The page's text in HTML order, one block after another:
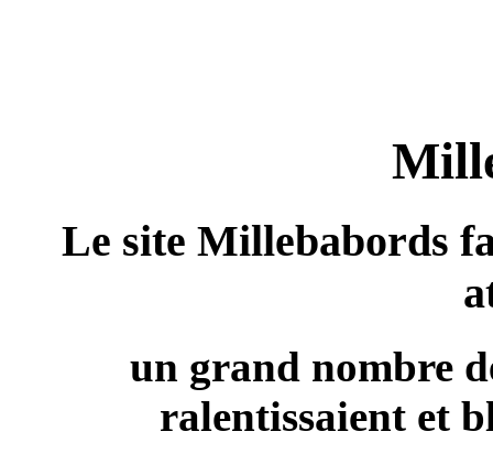
Le site Millebabords
un grand nombre
ralentissaient et